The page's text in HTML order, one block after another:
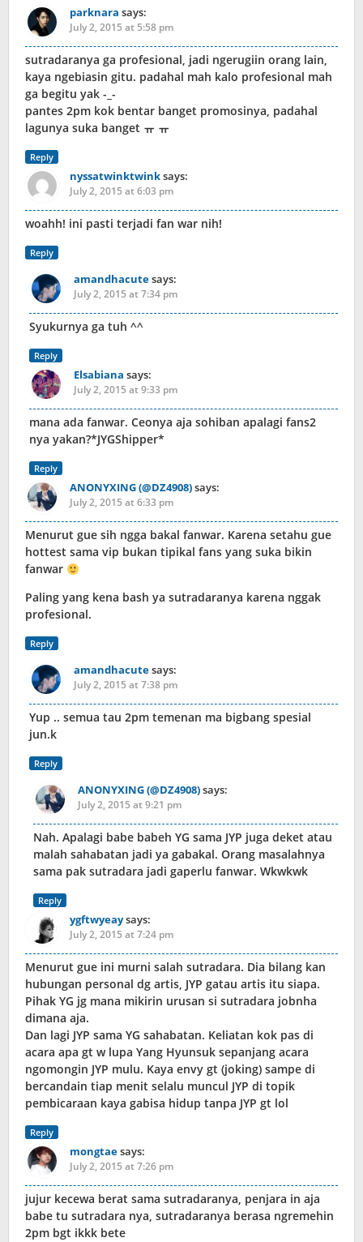
parknara says:
July 2, 2015 at 5:58 pm
sutradaranya ga profesional, jadi ngerugiin orang lain,
kaya ngebiasin gitu. padahal mah kalo profesional mah
ga begitu yak -_-
pantes 2pm kok bentar banget promosinya, padahal
lagunya suka banget ㅠ ㅠ
Reply
nyssatwinktwinksays:
July 2, 2015 at 6:03 pm
woahh! ini pasti terjadi fan war nih!
Reply
amandhacutesays:
July 2, 2015 at 7:34 pm
Syukurnya ga tuh ^^
Reply
Elsabiana says:
July 2, 2015 at 9:33 pm
mana ada fanwar. Ceonya aja sohiban apalagi fans2
nya yakan?*JYGShipper*
Reply
ANONYXING (@DZ4908)says:
July 2, 2015 at 6:33 pm
Menurut gue sih ngga bakal fanwar. Karena setahu gue
hottest sama vip bukan tipikal fans yang suka bikin
fanwar
Paling yang kena bash ya sutradaranya karena nggak
profesional.
Reply
amandhacutesays:
July 2, 2015 at 7:38 pm
Yup .. semua tau 2pm temenan ma bigbang spesial
jun.k
Reply
ANONYXING (@DZ4908)says:
July 2, 2015 at 9:21 pm
Nah. Apalagi babe babeh YG sama JYP juga deket atau
malah sahabatan jadi ya gabakal. Orang masalahnya
sama pak sutradara jadi gaperlu fanwar. Wkwkwk
Reply
ygftwyeaysays:
July 2, 2015 at 7:24 pm
Menurut gue ini murni salah sutradara. Dia bilang kan
hubungan personal dg artis, JYP gatau artis itu siapa.
Pihak YG jg mana mikirin urusan si sutradara jobnha
dimana aja.
Dan lagi JYP sama YG sahabatan. Keliatan kok pas di
acara apa gt w lupa Yang Hyunsuk sepanjang acara
ngomongin JYP mulu. Kaya envy gt (joking) sampe di
bercandain tiap menit selalu muncul JYP di topik
pembicaraan kaya gabisa hidup tanpa JYP gt lol
Reply
mongtaesays:
July 2, 2015 at 7:26 pm
jujur kecewa berat sama sutradaranya, penjara in aja
babe tu sutradara nya, sutradaranya berasa ngremehin
2pm bgt ikkk bete